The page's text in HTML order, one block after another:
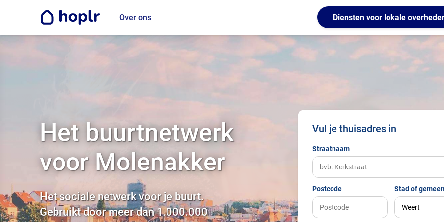
Over ons Diensten voor lokale
Het buurtnetwerk
voor Molenakker
Het sociale netwerk voor je buurt.
Gebruikt door meer dan 1.000.000
Vul je thuisadres in
Straatnaam
Postcode Stad of